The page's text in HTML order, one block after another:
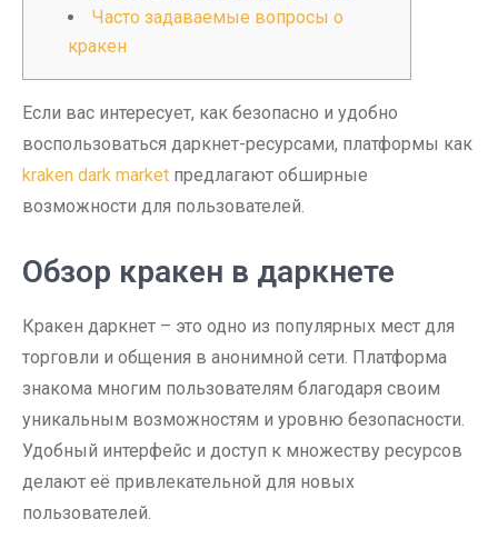
Часто задаваемые вопросы о
кракен
Если вас интересует, как безопасно и удобно
воспользоваться даркнет-ресурсами, платформы как
kraken dark market предлагают обширные
возможности для пользователей.
Обзор кракен в даркнете
Кракен даркнет – это одно из популярных мест для
торговли и общения в анонимной сети. Платформа
знакома многим пользователям благодаря своим
уникальным возможностям и уровню безопасности.
Удобный интерфейс и доступ к множеству ресурсов
делают её привлекательной для новых
пользователей.